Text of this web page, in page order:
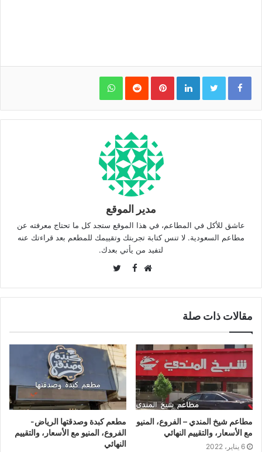
LinkedIn
Pinterest
WhatsApp
مدير الموقع
عاشق للأكل في المطاعم، في هذا الموقع ستجد كل ما تحتاج معرفته عن
مطاعم السعودية. لا تنس كتابة تجربتك وتقييمك للمطعم بعد قراءتك عنه
لتفيد من يأتي بعدك.
Facebook
مقالات ذات صلة
مطاعم شيخ المندي – الفروع، المنيو
مع الأسعار، والتقييم النهائي
6 يناير، 2022
مطعم كبدة وصدقتها الرياض-
الفروع، المنيو مع الأسعار، والتقييم
النهائي